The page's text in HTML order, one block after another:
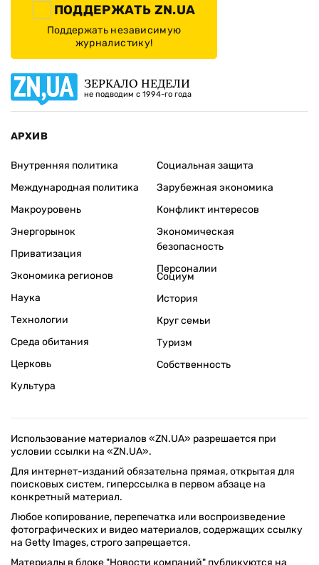
ПОДДЕРЖАТЬ ZN.UA
Поддержать независимую
журналистику!
ЗЕРКАЛО НЕДЕЛИ
не подводим с 1994-го года
АРХИВ
Внутренняя политика
Международная политика
Макроуровень
Энергорынок
Приватизация
Экономика регионов
Социальная защита
Зарубежная экономика
Конфликт интересов
Экономическая
безопасность
Персоналии
Наука
Технологии
Среда обитания
Церковь
Культура
Социум
История
Круг семьи
Туризм
Собственность
Использование материалов «ZN.UA» разрешается при
условии ссылки на «ZN.UA».
Для интернет-изданий обязательна прямая, открытая для
поисковых систем, гиперссылка в первом абзаце на
конкретный материал.
Любое копирование, перепечатка или воспроизведение
фотографических и видео материалов, содержащих ссылку
на Getty Images, строго запрещается.
Материалы в блоке "Новости компаний" публикуются на